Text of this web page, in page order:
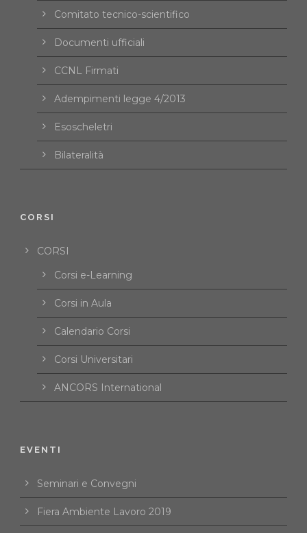
Comitato tecnico-scientifico
Documenti ufficiali
CCNL Firmati
Adempimenti legge 4/2013
Esoscheletri
Bilateralità
CORSI
CORSI
Corsi e-Learning
Corsi in Aula
Calendario Corsi
Corsi Universitari
ANCORS International
EVENTI
Seminari e Convegni
Fiera Ambiente Lavoro 2019